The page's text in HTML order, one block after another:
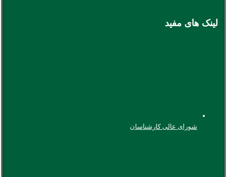
لینک های مفید
شورای عالی کارشناسان